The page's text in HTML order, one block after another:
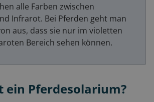
alle Farben zwischen
Infrarot. Bei Pferden geht man
aus, dass sie nur im violetten
Bereich sehen können.
ein Pferdesolarium?